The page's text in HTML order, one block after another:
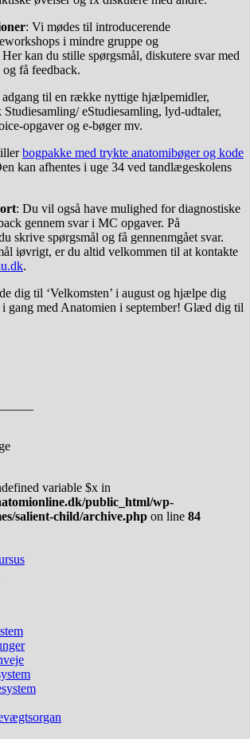
: Vi mødes til introducerende
i mindre gruppe og
kan du stille spørgsmål, diskutere svar med
og få feedback.
til en række nyttige hjælpemidler,
eStudiesamling, lyd-udtaler,
opgaver og e-bøger mv.
bogpakke med trykte anatomibøger og kode
kan afhentes i uge 34 ved tandlægeskolens
: Du vil også have mulighed for diagnostiske
gennem svar i MC opgaver. På
skrive spørgsmål og få gennenmgået svar.
iøvrigt, er du altid velkommen til at kontakte
.
dig til ‘Velkomsten’ i august og hjælpe dig
gang med Anatomien i september! Glæd dig til
variable $x in
public_html/wp-
salient-child/archive.php on line 84